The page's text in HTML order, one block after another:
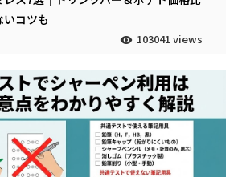
コツも
103041 views